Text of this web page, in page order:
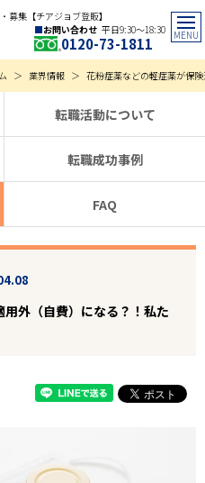
募集【チアジョブ登販】
お問い合わせ 平日9:30〜18:30
0120-73-1811
業界情報 花粉症薬などの軽症薬が保
転職活動について
転職成功事例
FAQ
外（自費）になる？！私た